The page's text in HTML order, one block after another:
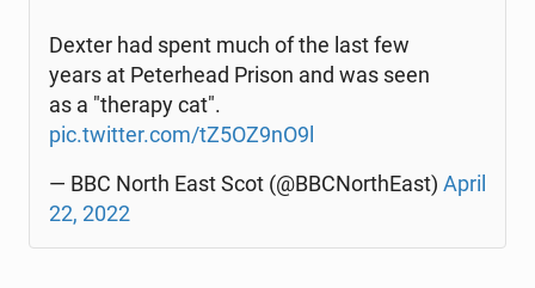
Dexter had spent much of the last few
years at Pe­ter­he­ad Prison and was seen
as a "therapy cat".
pic.twitter.com/tZ5OZ9nO9l
— BBC North East Scot (@BBC­Nor­thE­ast) April
22, 2022